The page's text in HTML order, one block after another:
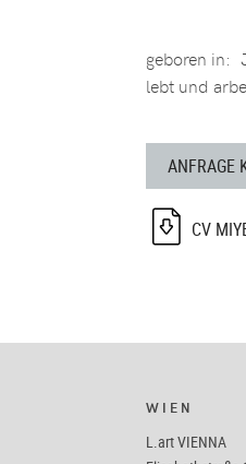
geboren in:
lebt und
ANFRAGE
CV
WIEN
L.art VIENNA